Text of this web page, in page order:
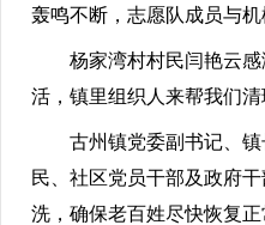
轰鸣不断，志愿队成员与
杨家湾村村民闫艳云
活，镇里组织人来帮我们
古州镇党委副书记、
民、社区党员干部及政府
洗，确保老百姓尽快恢复